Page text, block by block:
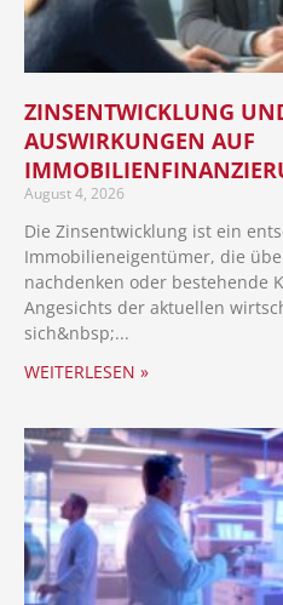
ZINSENTWICKLUNG
AUSWIRKUNGEN AUF
August 4, 2026
Die Zinsentwicklung ist ein
Immobilieneigentümer, die
nachdenken oder bestehende
Angesichts der aktuellen
sich
WEITERLESEN »